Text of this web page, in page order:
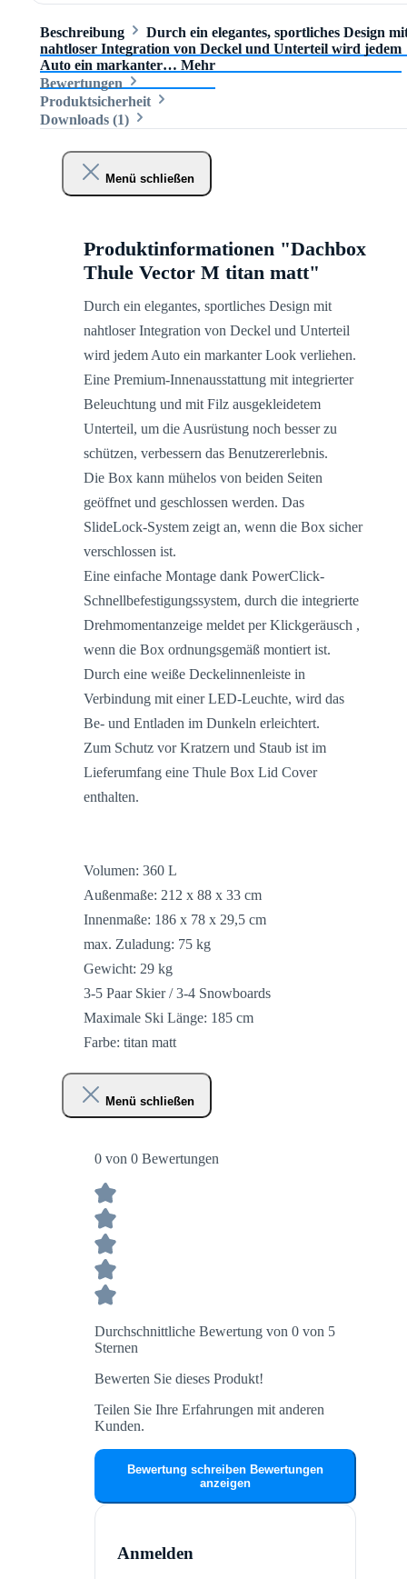
Beschreibung
Durch ein elegantes, sportliches Design
nahtloser Integration von Deckel und Unterteil wird jedem
Auto ein markanter… Mehr
Bewertungen
Produktsicherheit
Downloads (1)
Menü schließen
Produktinformationen "Dachbox
Thule Vector M titan matt"
Durch ein elegantes, sportliches Design mit
nahtloser Integration von Deckel und Unterteil
wird jedem Auto ein markanter Look verliehen.
Eine Premium-Innenausstattung mit integrierter
Beleuchtung und mit Filz ausgekleidetem
Unterteil, um die Ausrüstung noch besser zu
schützen, verbessern das Benutzererlebnis.
Die Box kann mühelos von beiden Seiten
geöffnet und geschlossen werden. Das
SlideLock-System zeigt an, wenn die Box sicher
verschlossen ist.
Eine einfache Montage dank PowerClick-
Schnellbefestigungssystem, durch die integrierte
Drehmomentanzeige meldet per Klickgeräusch ,
wenn die Box ordnungsgemäß montiert ist.
Durch eine weiße Deckelinnenleiste in
Verbindung mit einer LED-Leuchte, wird das
Be- und Entladen im Dunkeln erleichtert.
Zum Schutz vor Kratzern und Staub ist im
Lieferumfang eine Thule Box Lid Cover
enthalten.
Volumen: 360 L
Außenmaße: 212 x 88 x 33 cm
Innenmaße: 186 x 78 x 29,5 cm
max. Zuladung: 75 kg
Gewicht: 29 kg
3-5 Paar Skier / 3-4 Snowboards
Maximale Ski Länge: 185 cm
Farbe: titan matt
Menü schließen
0 von 0 Bewertungen
Durchschnittliche Bewertung von 0 von 5
Sternen
Bewerten Sie dieses Produkt!
Teilen Sie Ihre Erfahrungen mit anderen
Kunden.
Bewertung schreiben Bewertungen
anzeigen
Anmelden